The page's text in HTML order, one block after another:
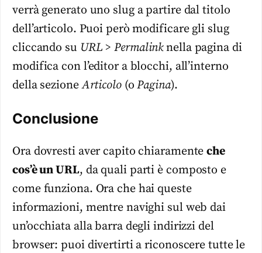
verrà generato uno slug a partire dal titolo
dell’articolo. Puoi però modificare gli slug
cliccando su URL > Permalinknella pagina di
modifica con l’editor a blocchi, all’interno
della sezioneArticolo(oPagina).
Conclusione
Ora dovresti aver capito chiaramenteche
cos’è un URL, da quali parti è composto e
come funziona. Ora che hai queste
informazioni, mentre navighi sul web dai
un’occhiata alla barra degli indirizzi del
browser: puoi divertirti a riconoscere tutte le